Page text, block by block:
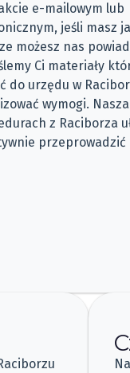
e-mailowym lub
jeśli masz
możesz nas
Ci materiały
do urzędu w
wymogi.
z Raciborza
przeprowadzić